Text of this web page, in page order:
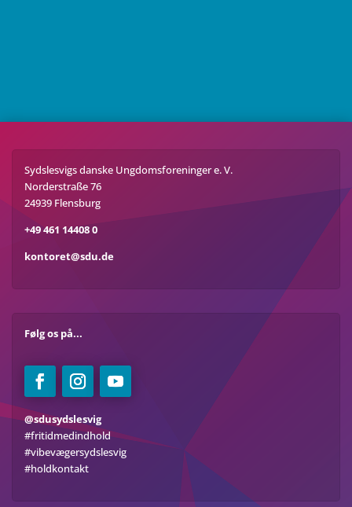
Sydslesvigs danske Ungdomsforeninger e. V.
Norderstraße 76
24939 Flensburg
+49 461 14408 0
kontoret@sdu.de
Følg os på...
@sdusydslesvig
#fritidmedindhold
#vibevægersydslesvig
#holdkontakt